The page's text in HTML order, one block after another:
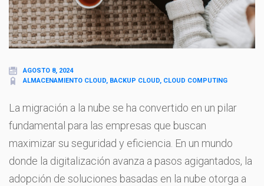
AGOSTO 8, 2024
ALMACENAMIENTO CLOUD, BACKUP CLOUD, CLOUD COMPUTING
La migración a la nube se ha convertido en un pilar
fundamental para las empresas que buscan
maximizar su seguridad y eficiencia. En un mundo
donde la digitalización avanza a pasos agigantados, la
adopción de soluciones basadas en la nube otorga a